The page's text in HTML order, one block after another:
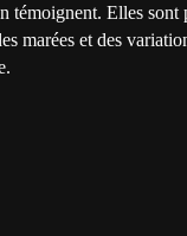
témoignent. Elles sont
marées et des